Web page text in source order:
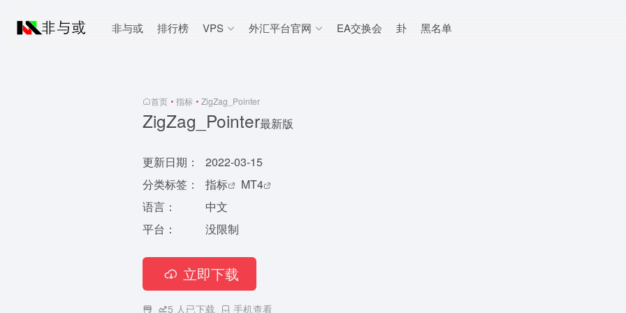
非与或 排行榜 VPS 外汇平台官网 EA交换会 卦 黑名单
首页 • 指标 • ZigZag_Pointer
ZigZag_Pointer最新版
更新日期：
2022-03-15
分类标签：
指标
MT4
语言：
中文
平台：
没限制
立即下载
5 人已下载 手机查看